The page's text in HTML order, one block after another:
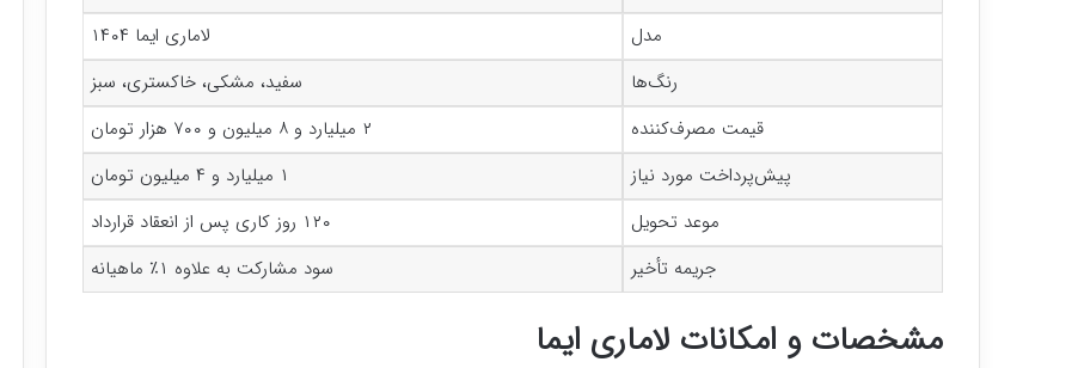
مدل
لاماری ایما ۱۴۰۴
رنگ‌ها
سفید، مشکی، خاکستری، سبز
قیمت مصرف‌کننده
۲ میلیارد و ۸ میلیون و ۷۰۰ هزار تومان
پیش‌پرداخت مورد نیاز
۱ میلیارد و ۴ میلیون تومان
موعد تحویل
۱۲۰ روز کاری پس از انعقاد قرارداد
جریمه تأخیر
سود مشارکت به علاوه ۱٪ ماهیانه
مشخصات و امکانات لاماری ایما